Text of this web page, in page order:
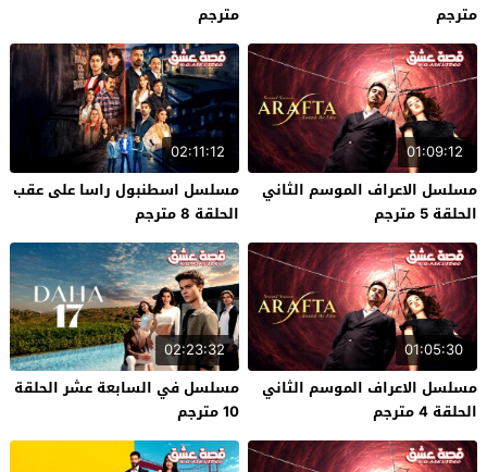
مترجم
مترجم
01:09:12
مسلسل الاعراف الموسم الثاني
الحلقة 5 مترجم
02:11:12
مسلسل اسطنبول راسا على عقب
الحلقة 8 مترجم
01:05:30
مسلسل الاعراف الموسم الثاني
الحلقة 4 مترجم
02:23:32
مسلسل في السابعة عشر الحلقة
10 مترجم